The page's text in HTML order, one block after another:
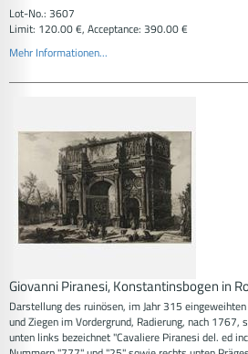
Lot-No.: 3607
Limit: 120.00 €, Acceptance: 390.00 €
Mehr Informationen...
Giovanni Piranesi, Konstantinsbogen in
Darstellung des ruinösen, im Jahr 315
und Ziegen im Vordergrund, Radierung, nach 1767,
unten links bezeichnet "Cavaliere Piranesi del. ed